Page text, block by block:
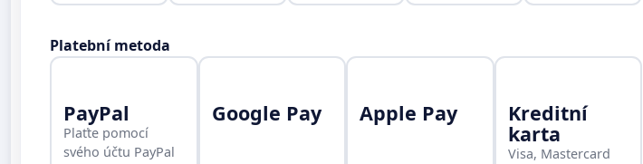
Platební metoda
PayPal
Plaťte pomocí
svého účtu PayPal
Google Pay Apple Pay Kreditní
karta
Visa, Mastercard